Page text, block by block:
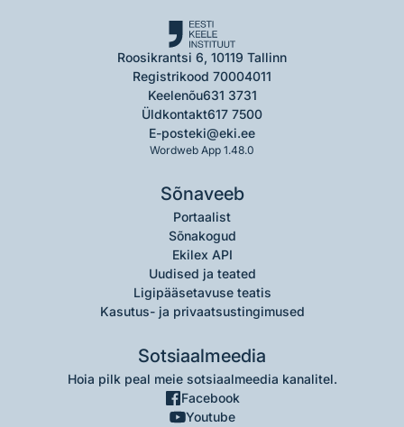
Roosikrantsi 6, 10119 Tallinn
Registrikood 70004011
Keelenõu631 3731
Üldkontakt617 7500
E-posteki@eki.ee
Wordweb App 1.48.0
Sõnaveeb
Portaalist
Sõnakogud
Ekilex API
Uudised ja teated
Ligipääsetavuse teatis
Kasutus- ja privaatsustingimused
Sotsiaalmeedia
Hoia pilk peal meie sotsiaalmeedia kanalitel.
Facebook
Youtube